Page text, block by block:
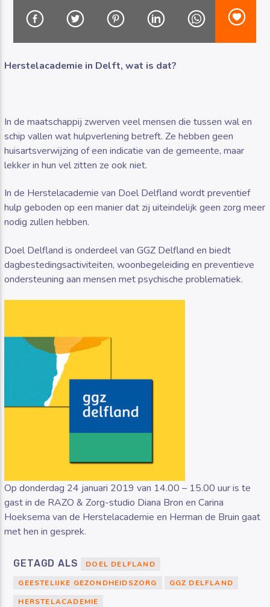
Herstelacademie in Delft, wat is dat?
In de maatschappij zwerven veel mensen die tussen wal en
schip vallen wat hulpverlening betreft. Ze hebben geen
huisartsverwijzing of een indicatie van de gemeente, maar
lekker in hun vel zitten ze ook niet.
In de Herstelacademie van Doel Delfland wordt preventief
hulp geboden op een manier dat zij uiteindelijk geen zorg meer
nodig zullen hebben.
Doel Delfland is onderdeel van GGZ Delfland en biedt
dagbestedingsactiviteiten, woonbegeleiding en preventieve
ondersteuning aan mensen met psychische problematiek.
Op donderdag 24 januari 2019 van 14.00 – 15.00 uur is te
gast in de RAZO & Zorg-studio Diana Bron en Carina
Hoeksema van de Herstelacademie en Herman de Bruin gaat
met hen in gesprek.
GETAGD ALS
DOEL DELFLAND
GEESTELIJKE GEZONDHEIDSZORG
GGZ DELFLAND
HERSTELACADEMIE